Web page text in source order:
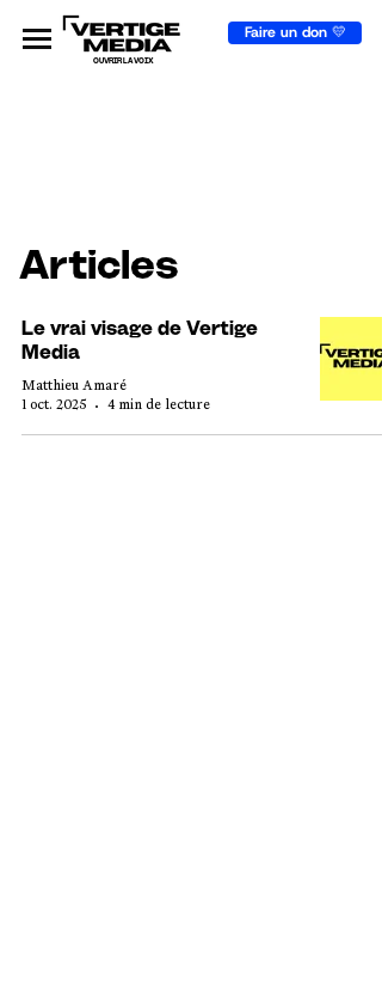
Faire un don 💛
OUVRIR LA VOIX
Articles
Le vrai visage de Vertige
Media
Matthieu Amaré
1 oct. 2025
4 min de lecture